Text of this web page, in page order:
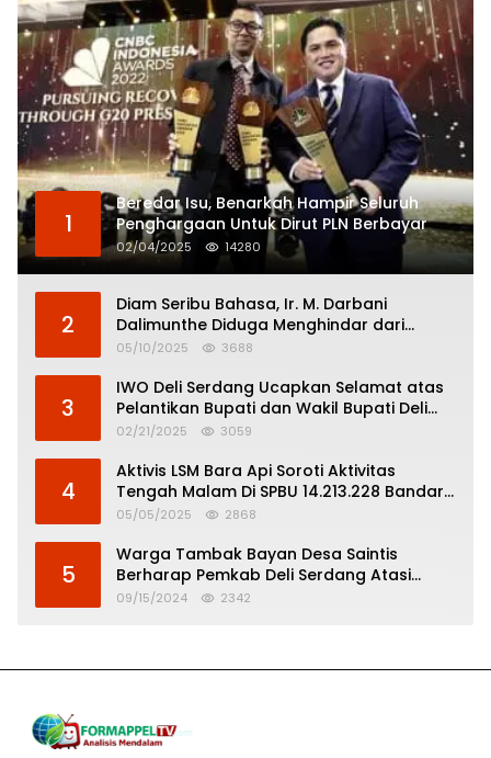
1
Beredar Isu, Benarkah Hampir Seluruh
Penghargaan Untuk Dirut PLN Berbayar
02/04/2025 14280
2
Diam Seribu Bahasa, Ir. M. Darbani
Dalimunthe Diduga Menghindar dari
Pertanggungjawaban Politik
05/10/2025 3688
3
IWO Deli Serdang Ucapkan Selamat atas
Pelantikan Bupati dan Wakil Bupati Deli
Serdang
02/21/2025 3059
4
Aktivis LSM Bara Api Soroti Aktivitas
Tengah Malam Di SPBU 14.213.228 Bandar
Tinggi
05/05/2025 2868
5
Warga Tambak Bayan Desa Saintis
Berharap Pemkab Deli Serdang Atasi
Banjir
09/15/2024 2342